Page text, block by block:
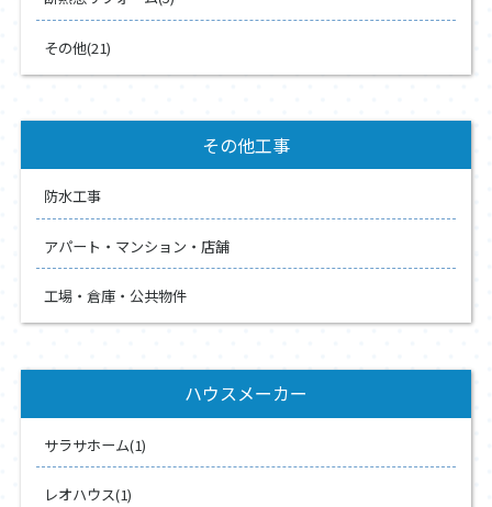
その他(21)
その他工事
防水工事
アパート・マンション・店舗
工場・倉庫・公共物件
ハウスメーカー
サラサホーム(1)
レオハウス(1)